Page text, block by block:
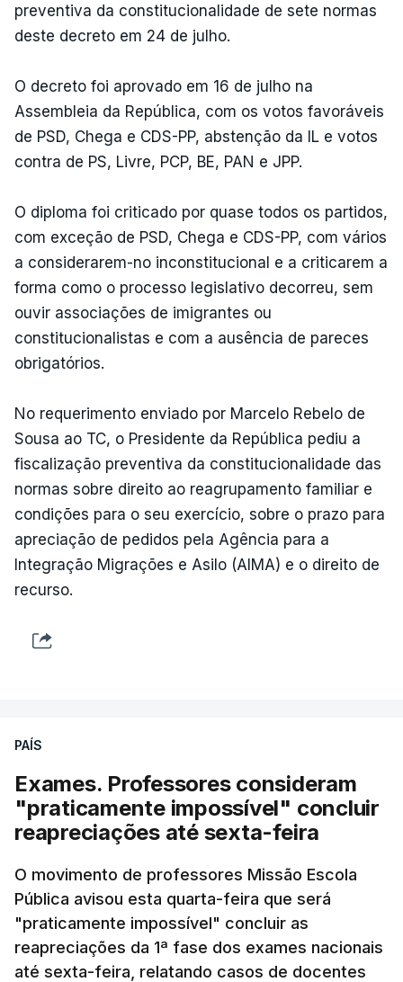
preventiva da constitucionalidade de sete normas
deste decreto em 24 de julho.
O decreto foi aprovado em 16 de julho na
Assembleia da República, com os votos favoráveis
de PSD, Chega e CDS-PP, abstenção da IL e votos
contra de PS, Livre, PCP, BE, PAN e JPP.
O diploma foi criticado por quase todos os partidos,
com exceção de PSD, Chega e CDS-PP, com vários
a considerarem-no inconstitucional e a criticarem a
forma como o processo legislativo decorreu, sem
ouvir associações de imigrantes ou
constitucionalistas e com a ausência de pareces
obrigatórios.
No requerimento enviado por Marcelo Rebelo de
Sousa ao TC, o Presidente da República pediu a
fiscalização preventiva da constitucionalidade das
normas sobre direito ao reagrupamento familiar e
condições para o seu exercício, sobre o prazo para
apreciação de pedidos pela Agência para a
Integração Migrações e Asilo (AIMA) e o direito de
recurso.
PAÍS
Exames. Professores consideram
"praticamente impossível" concluir
reapreciações até sexta-feira
O movimento de professores Missão Escola
Pública avisou esta quarta-feira que será
"praticamente impossível" concluir as
reapreciações da 1ª fase dos exames nacionais
até sexta-feira, relatando casos de docentes